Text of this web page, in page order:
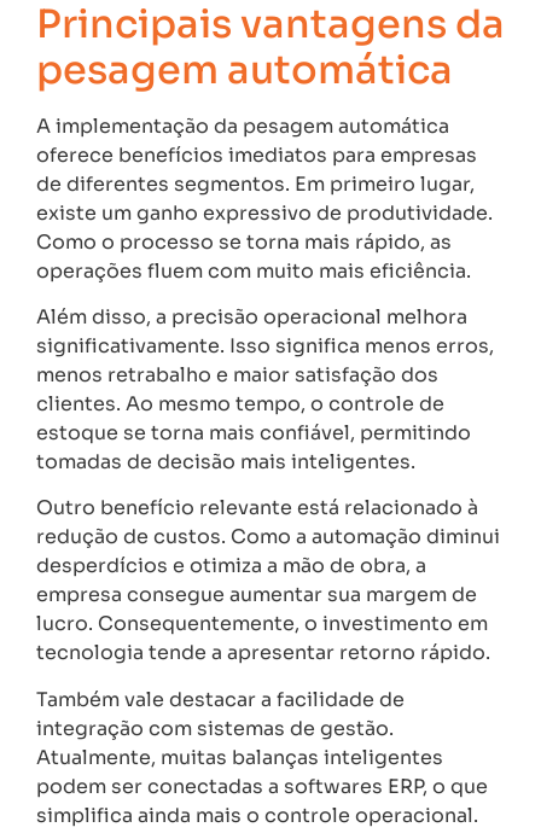
Principais vantagens da
pesagem automática
A implementação da pesagem automática
oferece benefícios imediatos para empresas
de diferentes segmentos. Em primeiro lugar,
existe um ganho expressivo de produtividade.
Como o processo se torna mais rápido, as
operações fluem com muito mais eficiência.
Além disso, a precisão operacional melhora
significativamente. Isso significa menos erros,
menos retrabalho e maior satisfação dos
clientes. Ao mesmo tempo, o controle de
estoque se torna mais confiável, permitindo
tomadas de decisão mais inteligentes.
Outro benefício relevante está relacionado à
redução de custos. Como a automação diminui
desperdícios e otimiza a mão de obra, a
empresa consegue aumentar sua margem de
lucro. Consequentemente, o investimento em
tecnologia tende a apresentar retorno rápido.
Também vale destacar a facilidade de
integração com sistemas de gestão.
Atualmente, muitas balanças inteligentes
podem ser conectadas a softwares ERP, o que
simplifica ainda mais o controle operacional.